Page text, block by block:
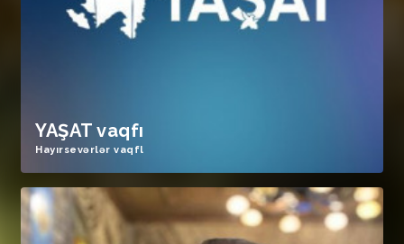
YAŞAT vaqfı
Hayırsevərlər vaqfl